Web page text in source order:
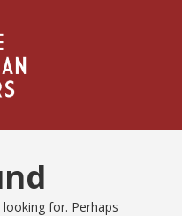
looking for. Perhaps